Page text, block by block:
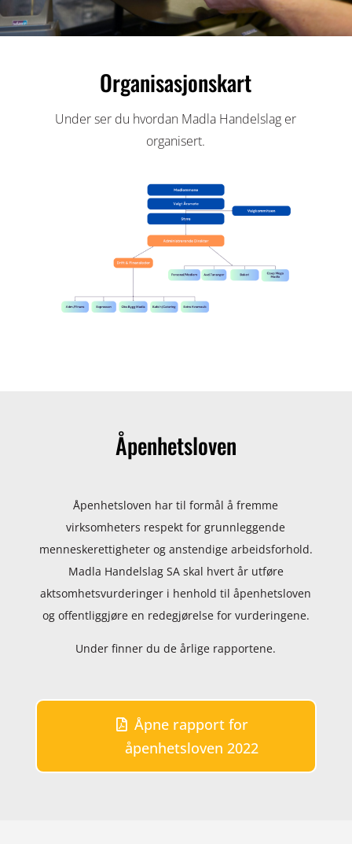
Organisasjonskart
Under ser du hvordan Madla Handelslag er
organisert.
Åpenhetsloven
Åpenhetsloven har til formål å fremme
virksomheters respekt for grunnleggende
menneskerettigheter og anstendige arbeidsforhold.
Madla Handelslag SA skal hvert år utføre
aktsomhetsvurderinger i henhold til åpenhetsloven
og offentliggjøre en redegjørelse for vurderingene.
Under finner du de årlige rapportene.
Åpne rapport for
åpenhetsloven 2022